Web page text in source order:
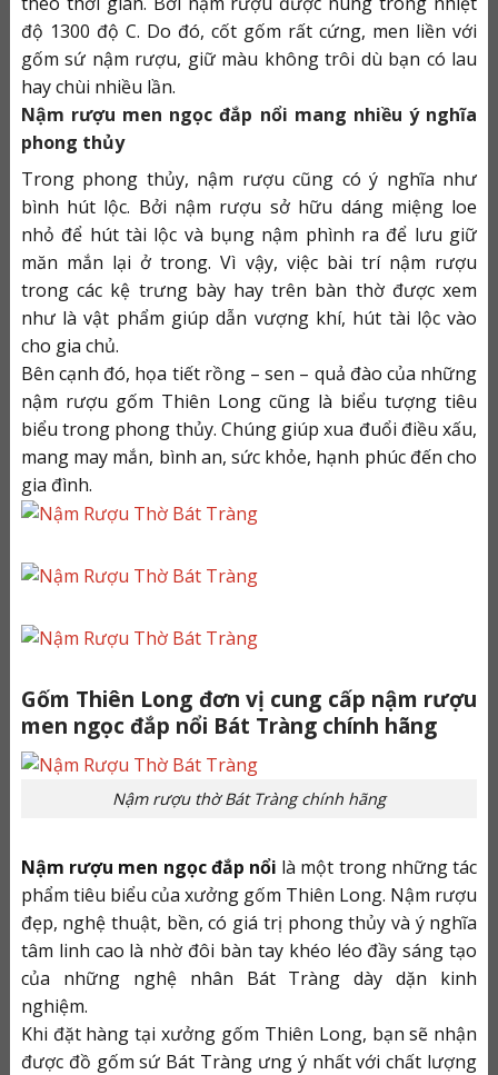
độ 1300 độ C. Do đó, cốt gốm rất cứng, men liền với
gốm sứ nậm rượu, giữ màu không trôi dù bạn có lau
hay chùi nhiều lần.
Nậm rượu men ngọc đắp nổi mang nhiều ý nghĩa
phong thủy
Trong phong thủy, nậm rượu cũng có ý nghĩa như
bình hút lộc. Bởi nậm rượu sở hữu dáng miệng loe
nhỏ để hút tài lộc và bụng nậm phình ra để lưu giữ
măn mắn lại ở trong. Vì vậy, việc bài trí nậm rượu
trong các kệ trưng bày hay trên bàn thờ được xem
như là vật phẩm giúp dẫn vượng khí, hút tài lộc vào
cho gia chủ.
Bên cạnh đó, họa tiết rồng – sen – quả đào của những
nậm rượu gốm Thiên Long cũng là biểu tượng tiêu
biểu trong phong thủy. Chúng giúp xua đuổi điều xấu,
mang may mắn, bình an, sức khỏe, hạnh phúc đến cho
gia đình.
Gốm Thiên Long đơn vị cung cấp nậm rượu
men ngọc đắp nổi Bát Tràng chính hãng
Nậm rượu thờ Bát Tràng chính hãng
Nậm rượu men ngọc đắp nổi là một trong những tác
phẩm tiêu biểu của xưởng gốm Thiên Long. Nậm rượu
đẹp, nghệ thuật, bền, có giá trị phong thủy và ý nghĩa
tâm linh cao là nhờ đôi bàn tay khéo léo đầy sáng tạo
của những nghệ nhân Bát Tràng dày dặn kinh
nghiệm.
Khi đặt hàng tại xưởng gốm Thiên Long, bạn sẽ nhận
được đồ gốm sứ Bát Tràng ưng ý nhất với chất lượng